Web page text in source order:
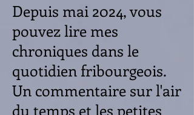
Depuis mai 2024, vous
pouvez lire mes
chroniques dans le
quotidien fribourgeois.
Un commentaire sur l'air
du temps et les petites